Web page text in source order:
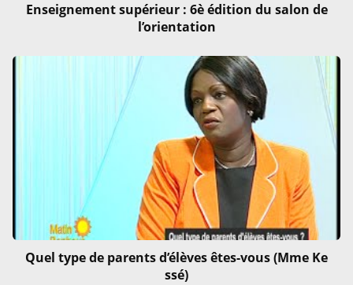
Enseignement supérieur : 6è édition du salon de
l’orientation
Quel type de parents d’élèves êtes-vous (Mme Ke
ssé)